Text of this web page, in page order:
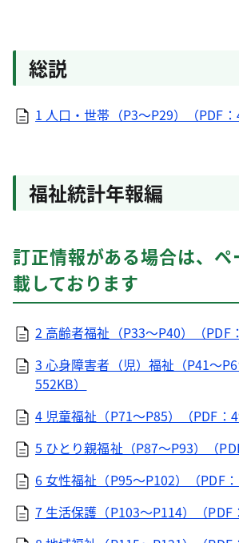
総説
1 人口・世帯（P3～P29）（PDF：
福祉統計年報編
訂正情報がある場合は、ペ
載しております
2 高齢者福祉（P33～P40）（PDF
3 心身障害者（児）福祉（P41～
552KB）
4 児童福祉（P71～P85）（PDF：
5 ひとり親福祉（P87～P93）（
6 女性福祉（P95～P102）（PDF：
7 生活保護（P103～P114）（PDF